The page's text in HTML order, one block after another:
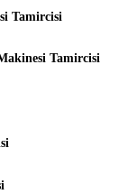
Tamircisi
Tamircisi